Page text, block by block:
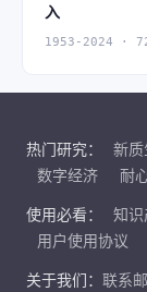
入
1953-2024 ·
热门研究： 新质
数字经济
耐
使用必看： 知识
用户使用协议
关于我们： 联系